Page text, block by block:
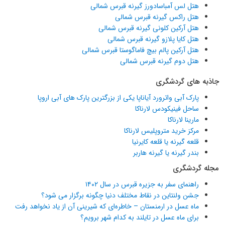
هتل لس آمباسادورز گیرنه قبرس شمالی
هتل راکس گیرنه قبرس شمالی
هتل آرکین کلونی گیرنه قبرس شمالی
هتل کایا پلازو گیرنه قبرس شمالی
هتل آرکین پالم بیچ فاماگوستا قبرس شمالی
هتل دوم گیرنه قبرس شمالی
جاذبه های گردشگری
پارک آبی واترورد آیاناپا یکی از بزرگترین پارک های آبی اروپا
ساحل فینیکودس لارناکا
مارینا لارناکا
مرکز خرید متروپلیس لارناکا
قلعه گیرنه یا قلعه کایرنیا
بندر گیرنه یا گیرنه هاربر
مجله گردشگری
راهنمای سفر به جزیره قبرس در سال ۱۴۰۲
جشن ولنتاین در نقاط مختلف دنیا چگونه برگزار می شود؟
ماه عسل در ارمنستان – خاطره‌ای که شیرینی آن از یاد نخواهد رفت
برای ماه عسل در تایلند به کدام شهر برویم؟